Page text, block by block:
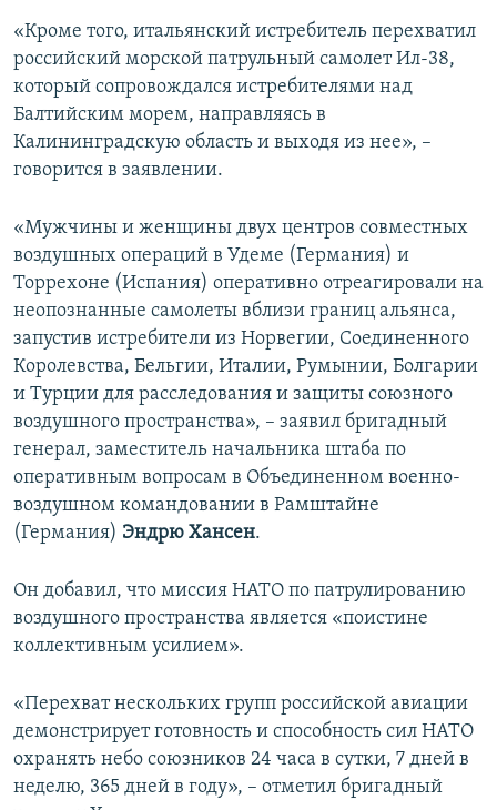
«Кроме того, итальянский истребитель перехватил
российский морской патрульный самолет Ил-38,
который сопровождался истребителями над
Балтийским морем, направляясь в
Калининградскую область и выходя из нее», –
говорится в заявлении.
«Мужчины и женщины двух центров совместных
воздушных операций в Удеме (Германия) и
Торрехоне (Испания) оперативно отреагировали на
неопознанные самолеты вблизи границ альянса,
запустив истребители из Норвегии, Соединенного
Королевства, Бельгии, Италии, Румынии, Болгарии
и Турции для расследования и защиты союзного
воздушного пространства», – заявил бригадный
генерал, заместитель начальника штаба по
оперативным вопросам в Объединенном военно-
воздушном командовании в Рамштайне
(Германия) Эндрю Хансен.
Он добавил, что миссия НАТО по патрулированию
воздушного пространства является «поистине
коллективным усилием».
«Перехват нескольких групп российской авиации
демонстрирует готовность и способность сил НАТО
охранять небо союзников 24 часа в сутки, 7 дней в
неделю, 365 дней в году», – отметил бригадный